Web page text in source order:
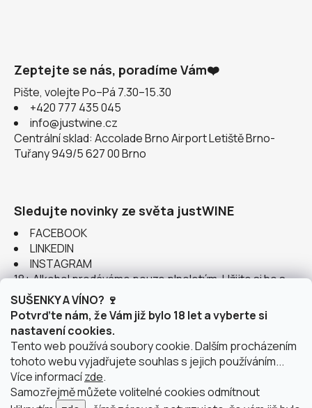
SUŠENKY A VÍNO? 🍷
Potvrďte nám, že Vám již bylo 18 let a vyberte si
nastavení cookies.
Tento web používá soubory cookie. Dalším procházením
tohoto webu vyjadřujete souhlas s jejich používáním...
Více informacízde.
Samozřejmě můžete volitelné cookies odmítnout
Zeptejte se nás, poradíme Vám❤️
Pište, volejte Po–Pá 7.30–15.30
+420 777 435 045
info@justwine.cz
Centrální sklad: Accolade Brno Airport Letiště Brno-
Tuřany 949/5 627 00 Brno
Sledujte novinky ze světa justWINE
FACEBOOK
LINKEDIN
INSTAGRAM
18+ Alkohol prodáváme pouze plnoletým. Užijte si ho s
rozumem.
Instagram